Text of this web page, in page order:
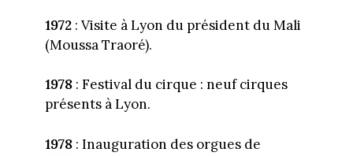
1972: Visite à Lyon du président du Mali
(Moussa Traoré).
1978: Festival du cirque : neuf cirques
présents à Lyon.
1978: Inauguration des orgues de